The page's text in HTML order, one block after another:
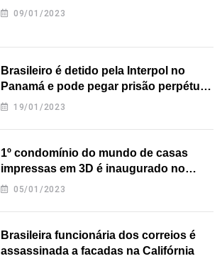
09/01/2023
Brasileiro é detido pela Interpol no
Panamá e pode pegar prisão perpétua
nos EUA
19/01/2023
1º condomínio do mundo de casas
impressas em 3D é inaugurado no
Texas
05/01/2023
Brasileira funcionária dos correios é
assassinada a facadas na Califórnia